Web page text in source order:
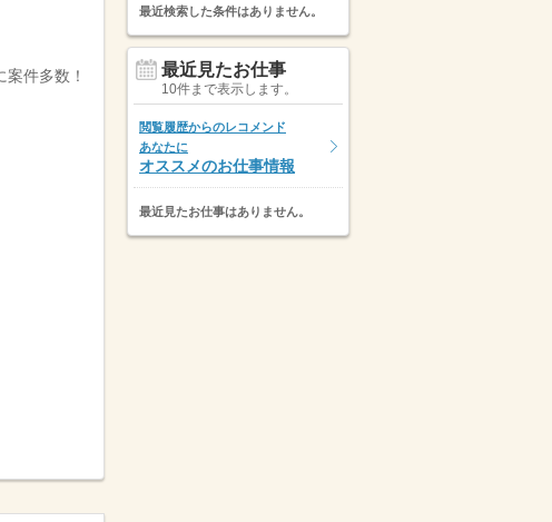
件多数！
最近検索した条件はありません。
最近見たお仕事
10件まで表示します。
閲覧履歴からのレコメンド
あなたに
オススメのお仕事情報
最近見たお仕事はありません。